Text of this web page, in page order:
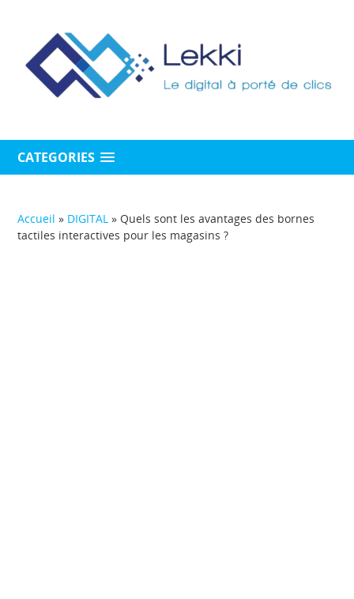
CATEGORIES
Accueil » DIGITAL » Quels sont les avantages des bornes
tactiles interactives pour les magasins ?